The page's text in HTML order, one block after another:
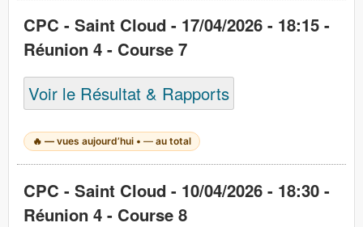
CPC - Saint Cloud - 17/04/2026 - 18:15 -
Réunion 4 - Course 7
Voir le Résultat & Rapports
🔥— vues aujourd’hui •— au total
CPC - Saint Cloud - 10/04/2026 - 18:30 -
Réunion 4 - Course 8